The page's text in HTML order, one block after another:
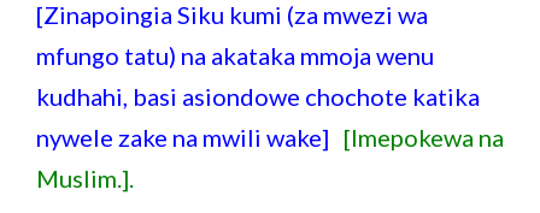
[Zinapoingia Siku kumi (za mwezi wa
mfungo tatu) na akataka mmoja wenu
kudhahi, basi asiondowe chochote katika
nywele zake na mwili wake] [Imepokewa na
Muslim.].